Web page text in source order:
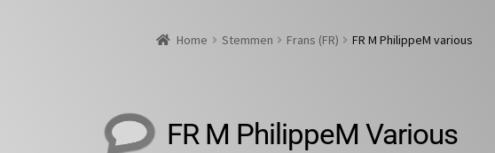
Home Stemmen Frans (FR) FR M PhilippeM various
FR M PhilippeM Various